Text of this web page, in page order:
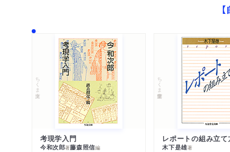
ちくま文庫
考現学入門
今和次郎著藤森照信編
ちくま学芸文庫
レポートの組み立て
木下是雄著